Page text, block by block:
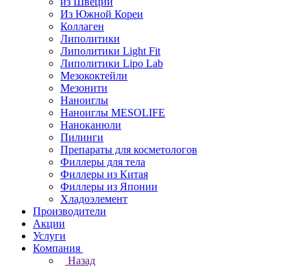
Из Южной Кореи
Коллаген
Липолитики
Липолитики Light Fit
Липолитики Lipo Lab
Мезококтейли
Мезонити
Наноиглы
Наноиглы MESOLIFE
Наноканюли
Пилинги
Препараты для косметологов
Филлеры для тела
Филлеры из Китая
Филлеры из Японии
Хладоэлемент
Производители
Акции
Услуги
Компания
Назад